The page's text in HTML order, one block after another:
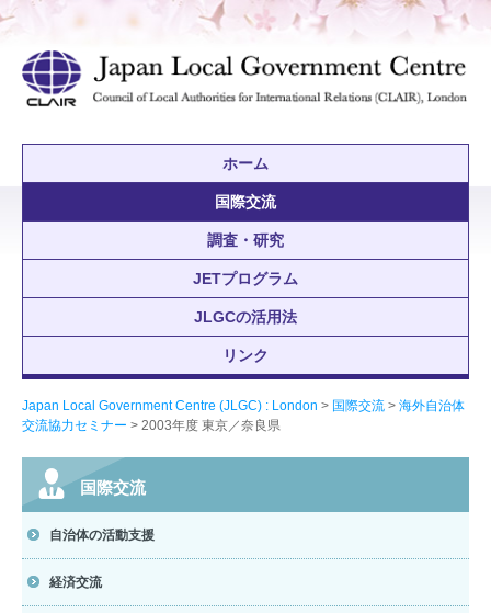
ホーム
国際交流
調査・研究
JETプログラム
JLGCの活用法
リンク
Japan Local Government Centre (JLGC) : London > 国際交流 > 海外自治体
交流協力セミナー > 2003年度 東京／奈良県
国際交流
自治体の活動支援
経済交流